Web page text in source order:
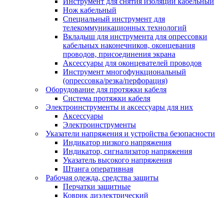
Нож кабельный
Специальный инструмент для
телекоммуникационных технологий
Вкладыш для инструмента для опрессовки
кабельных наконечников, оконцевания
проводов, присоединения экрана
Аксессуары для оконцевателей проводов
Инструмент многофункциональный
(опрессовка/резка/перфорация)
Оборудование для протяжки кабеля
Система протяжки кабеля
Электроинструменты и аксессуары для них
Аксессуары
Электроинструменты
Указатели напряжения и устройства безопасности
Индикатор низкого напряжения
Индикатор, сигнализатор напряжения
Указатель высокого напряжения
Штанга оперативная
Рабочая одежда, средства защиты
Перчатки защитные
Коврик диэлектрический